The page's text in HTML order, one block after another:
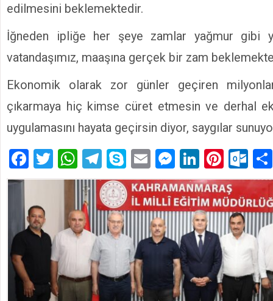
edilmesini beklemektedir.
İğneden ipliğe her şeye zamlar yağmur gibi
vatandaşımız, maaşına gerçek bir zam
Ekonomik olarak zor günler geçiren
çıkarmaya hiç kimse cüret etmesin ve derhal
uygulamasını hayata geçirsin diyor, saygılar
Facebook
Twitter
WhatsApp
Telegram
SkypeEmailMessenger
LinkedIn